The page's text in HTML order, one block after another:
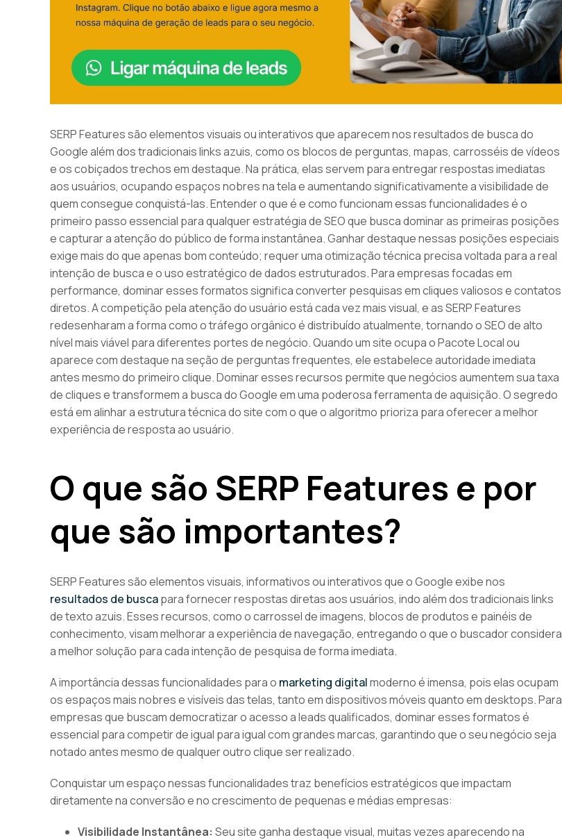
SERP Features são elementos visuais ou interativos que aparecem nos resultados de busca do
Google além dos tradicionais links azuis, como os blocos de perguntas, mapas, carrosséis de vídeos
e os cobiçados trechos em destaque. Na prática, elas servem para entregar respostas imediatas
aos usuários, ocupando espaços nobres na tela e aumentando significativamente a visibilidade de
quem consegue conquistá-las. Entender o que é e como funcionam essas funcionalidades é o
primeiro passo essencial para qualquer estratégia de SEO que busca dominar as primeiras posições
e capturar a atenção do público de forma instantânea. Ganhar destaque nessas posições especiais
exige mais do que apenas bom conteúdo; requer uma otimização técnica precisa voltada para a real
intenção de busca e o uso estratégico de dados estruturados. Para empresas focadas em
performance, dominar esses formatos significa converter pesquisas em cliques valiosos e contatos
diretos. A competição pela atenção do usuário está cada vez mais visual, e as SERP Features
redesenharam a forma como o tráfego orgânico é distribuído atualmente, tornando o SEO de alto
nível mais viável para diferentes portes de negócio. Quando um site ocupa o Pacote Local ou
aparece com destaque na seção de perguntas frequentes, ele estabelece autoridade imediata
antes mesmo do primeiro clique. Dominar esses recursos permite que negócios aumentem sua taxa
de cliques e transformem a busca do Google em uma poderosa ferramenta de aquisição. O segredo
está em alinhar a estrutura técnica do site com o que o algoritmo prioriza para oferecer a melhor
experiência de resposta ao usuário.
O que são SERP Features e por
que são importantes?
SERP Features são elementos visuais, informativos ou interativos que o Google exibe nos
resultados de buscapara fornecer respostas diretas aos usuários, indo além dos tradicionais links
de texto azuis. Esses recursos, como o carrossel de imagens, blocos de produtos e painéis de
conhecimento, visam melhorar a experiência de navegação, entregando o que o buscador considera
a melhor solução para cada intenção de pesquisa de forma imediata.
A importância dessas funcionalidades para o marketing digitalmoderno é imensa, pois elas ocupam
os espaços mais nobres e visíveis das telas, tanto em dispositivos móveis quanto em desktops. Para
empresas que buscam democratizar o acesso a leads qualificados, dominar esses formatos é
essencial para competir de igual para igual com grandes marcas, garantindo que o seu negócio seja
notado antes mesmo de qualquer outro clique ser realizado.
Conquistar um espaço nessas funcionalidades traz benefícios estratégicos que impactam
diretamente na conversão e no crescimento de pequenas e médias empresas:
Visibilidade Instantânea: Seu site ganha destaque visual, muitas vezes aparecendo na